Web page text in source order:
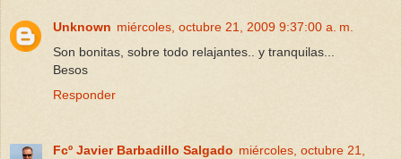
Unknown miércoles, octubre 21, 2009 9:37:00 a. m.
Son bonitas, sobre todo relajantes.. y tranquilas...
Besos
Responder
Fcº Javier Barbadillo Salgado miércoles, octubre 21,